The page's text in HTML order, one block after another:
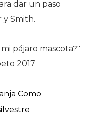
dar un paso
y Smith.
pájaro mascota?"
2017
Como